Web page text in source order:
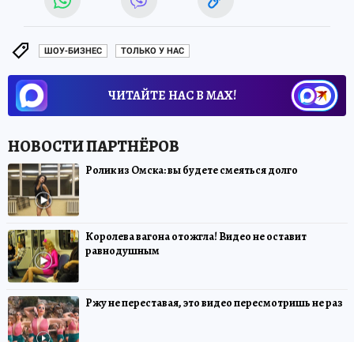
ШОУ-БИЗНЕС ТОЛЬКО У НАС
ЧИТАЙТЕ НАС В МАХ!
Ролик из Омска: вы будете смеяться долго
Королева вагона отожгла! Видео не оставит
равнодушным
Ржу не переставая, это видео пересмотришь не раз